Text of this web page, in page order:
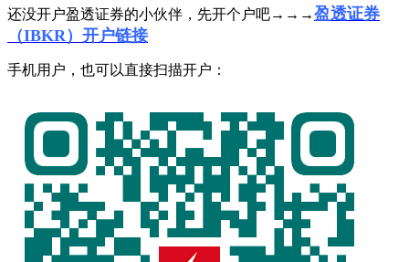
还没开户盈透证券的小伙伴，先开个户吧→→→盈透证券
（IBKR）开户链接
手机用户，也可以直接扫描开户：